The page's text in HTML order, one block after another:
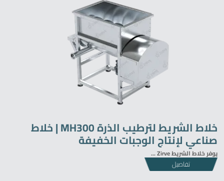
خلاط الشريط لترطيب الذرة MH300 | خلاط
صناعي لإنتاج الوجبات الخفيفة
يوفرخلاط الشريط Zirve ...
تفاصيل